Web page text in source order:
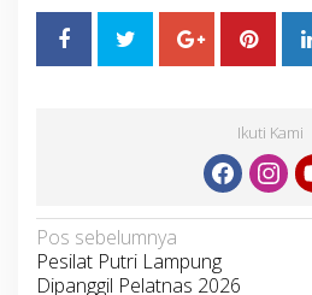
Ikuti Kami
Navigasi
pos
Pos sebelumnya
Pesilat Putri Lampung
Dipanggil Pelatnas 2026